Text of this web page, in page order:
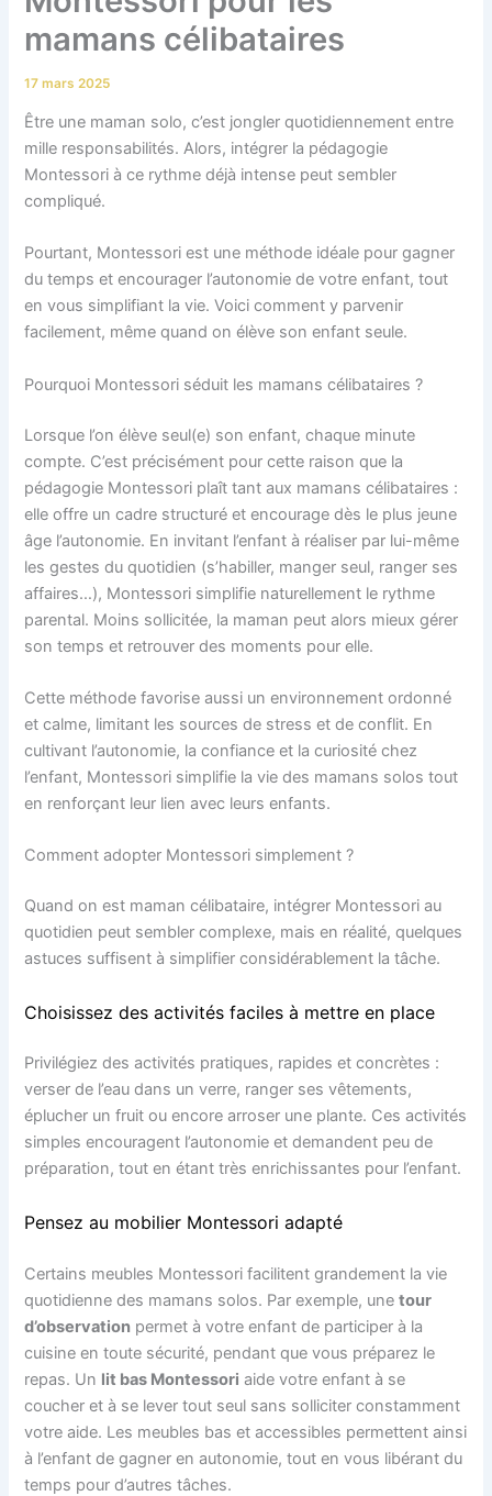
mamans célibataires
17 mars 2025
Être une maman solo, c’est jongler quotidiennement entre
mille responsabilités. Alors, intégrer la pédagogie
Montessori à ce rythme déjà intense peut sembler
compliqué.
Pourtant, Montessori est une méthode idéale pour gagner
du temps et encourager l’autonomie de votre enfant, tout
en vous simplifiant la vie. Voici comment y parvenir
facilement, même quand on élève son enfant seule.
Pourquoi Montessori séduit les mamans célibataires ?
Lorsque l’on élève seul(e) son enfant, chaque minute
compte. C’est précisément pour cette raison que la
pédagogie Montessori plaît tant aux mamans célibataires :
elle offre un cadre structuré et encourage dès le plus jeune
âge l’autonomie. En invitant l’enfant à réaliser par lui-même
les gestes du quotidien (s’habiller, manger seul, ranger ses
affaires…), Montessori simplifie naturellement le rythme
parental. Moins sollicitée, la maman peut alors mieux gérer
son temps et retrouver des moments pour elle.
Cette méthode favorise aussi un environnement ordonné
et calme, limitant les sources de stress et de conflit. En
cultivant l’autonomie, la confiance et la curiosité chez
l’enfant, Montessori simplifie la vie des mamans solos tout
en renforçant leur lien avec leurs enfants.
Comment adopter Montessori simplement ?
Quand on est maman célibataire, intégrer Montessori au
quotidien peut sembler complexe, mais en réalité, quelques
astuces suffisent à simplifier considérablement la tâche.
Choisissez des activités faciles à mettre en place
Privilégiez des activités pratiques, rapides et concrètes :
verser de l’eau dans un verre, ranger ses vêtements,
éplucher un fruit ou encore arroser une plante. Ces activités
simples encouragent l’autonomie et demandent peu de
préparation, tout en étant très enrichissantes pour l’enfant.
Pensez au mobilier Montessori adapté
Certains meubles Montessori facilitent grandement la vie
quotidienne des mamans solos. Par exemple, unetour
d’observation permet à votre enfant de participer à la
cuisine en toute sécurité, pendant que vous préparez le
repas. Un lit bas Montessori aide votre enfant à se
coucher et à se lever tout seul sans solliciter constamment
votre aide. Les meubles bas et accessibles permettent ainsi
à l’enfant de gagner en autonomie, tout en vous libérant du
temps pour d’autres tâches.